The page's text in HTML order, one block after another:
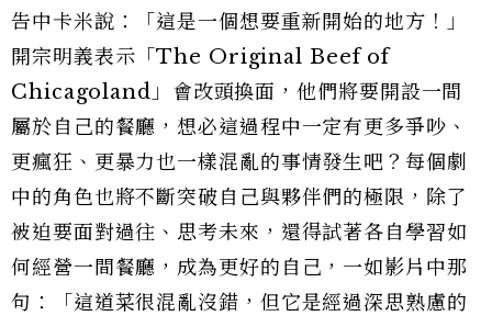
告中卡米說：「這是一個想要重新開始的地方！」
開宗明義表示「The Original Beef of
Chicagoland」會改頭換面，他們將要開設一間
屬於自己的餐廳，想必這過程中一定有更多爭吵、
更瘋狂、更暴力也一樣混亂的事情發生吧？每個劇
中的角色也將不斷突破自己與夥伴們的極限，除了
被迫要面對過往、思考未來，還得試著各自學習如
何經營一間餐廳，成為更好的自己，一如影片中那
句：「這道菜很混亂沒錯，但它是經過深思熟慮的